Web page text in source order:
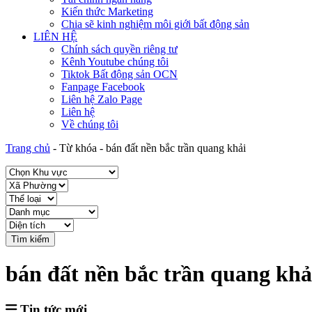
Kiến thức Marketing
Chia sẽ kinh nghiệm môi giới bất động sản
LIÊN HỆ
Chính sách quyền riêng tư
Kênh Youtube chúng tôi
Tiktok Bất động sản OCN
Fanpage Facebook
Liên hệ Zalo Page
Liên hệ
Về chúng tôi
Trang chủ - Từ khóa - bán đất nền bắc trần quang khải
Tìm kiếm
bán đất nền bắc trần quang